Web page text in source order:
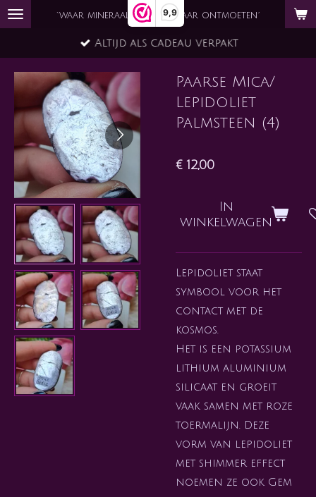
9,9
Ga
de
hoofdinhoud
`waar mineraal en ziel elkaar ontmoeten´
Altijd als cadeau verpakt
Paarse Mica/
Lepidoliet
Palmsteen (4)
€ 12,00
In
winkelwagen
Lepidoliet staat
symbool voor het
contact met de
kosmos.
Het is een potassium
lithium aluminium
silicaat en groeit
vaak samen met roze
toermalijn. Deze
vorm van lepidoliet
met shimmer effect
noemen ze ook Gem